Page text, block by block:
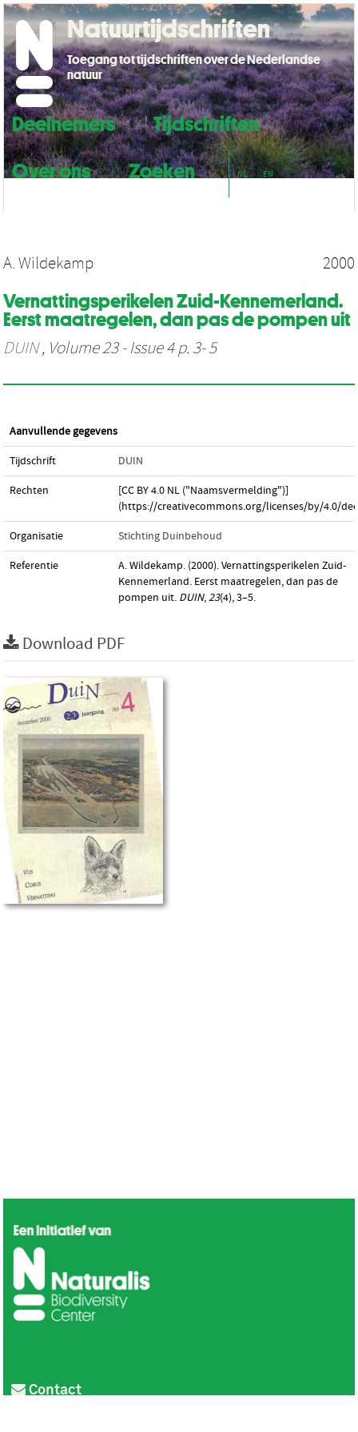
Deelnemers
Tijdschriften
Over ons
Zoeken NL EN
Natuurtijdschriften
Toegang tot tijdschriften over de Nederlandse
natuur
A. Wildekamp 2000
Vernattingsperikelen Zuid-Kennemerland.
Eerst maatregelen, dan pas de pompen uit
DUIN, Volume 23 - Issue 4 p. 3- 5
Aanvullende gegevens
Tijdschrift DUIN
Rechten
[CC BY 4.0 NL ("Naamsvermelding")]
(https://creativecommons.org/licenses/by/4.0/
Organisatie Stichting Duinbehoud
Referentie
A. Wildekamp. (2000). Vernattingsperikelen Zuid-
Kennemerland. Eerst maatregelen, dan pas de
pompen uit. DUIN,23(4), 3–5.
Download PDF
Contact